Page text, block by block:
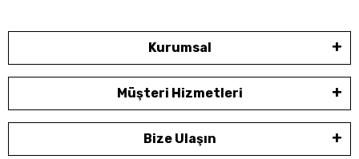
Kurumsal
Müşteri Hizmetleri
Bize Ulaşın